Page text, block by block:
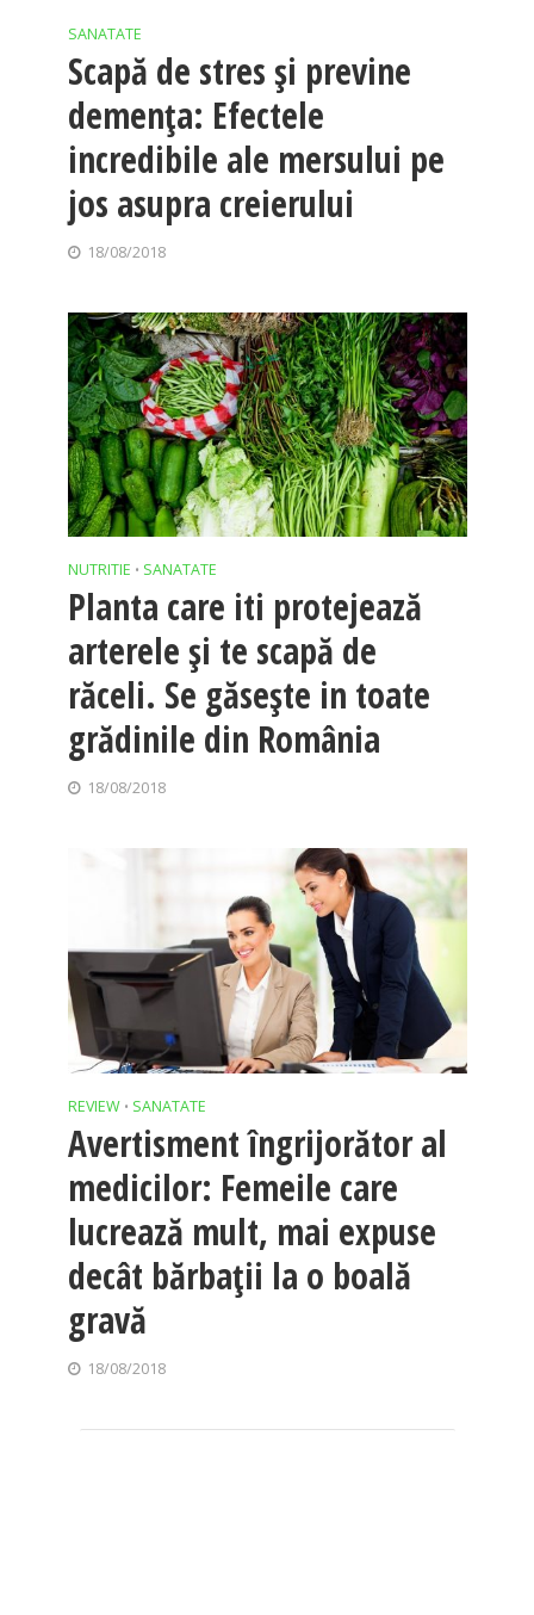
SANATATE
Scapă de stres şi previne
demenţa: Efectele
incredibile ale mersului pe
jos asupra creierului
18/08/2018
NUTRITIE • SANATATE
Planta care iti protejează
arterele și te scapă de
răceli. Se găsește in toate
grădinile din România
18/08/2018
REVIEW • SANATATE
Avertisment îngrijorător al
medicilor: Femeile care
lucrează mult, mai expuse
decât bărbaţii la o boală
gravă
18/08/2018